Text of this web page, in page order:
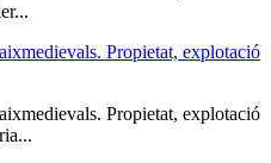
Propietat, explotació
Propietat, explotació